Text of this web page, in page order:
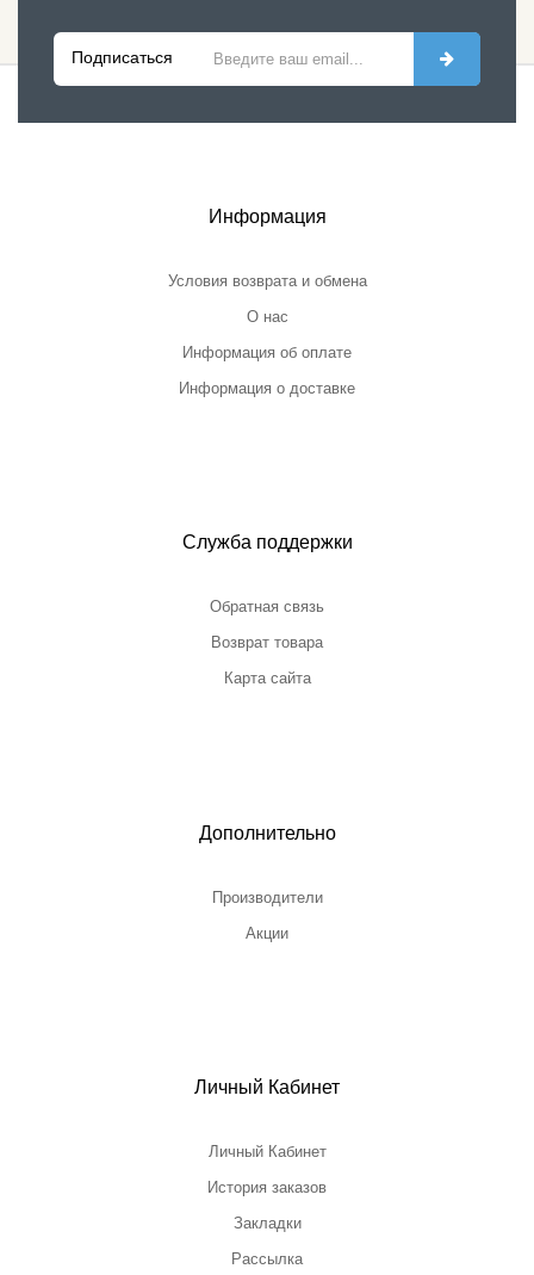
Подписаться
Информация
Условия возврата и обмена
О нас
Информация об оплате
Информация о доставке
Служба поддержки
Обратная связь
Возврат товара
Карта сайта
Дополнительно
Производители
Акции
Личный Кабинет
Личный Кабинет
История заказов
Закладки
Рассылка